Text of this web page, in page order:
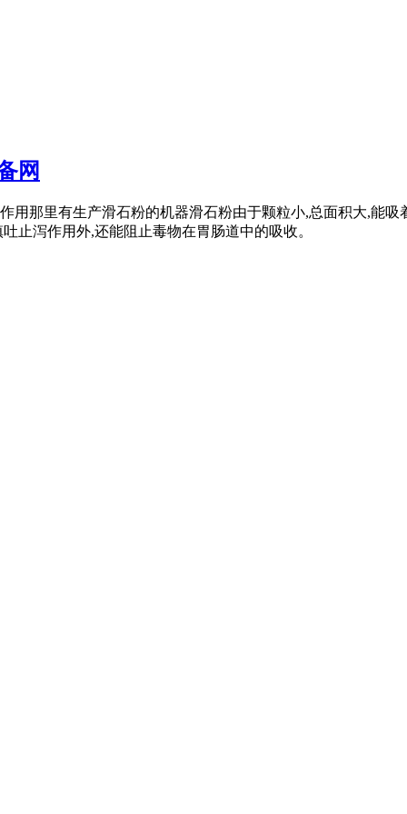
网
用那里有生产滑石粉的机器滑石粉由于颗粒小,总面积大,能
止泻作用外,还能阻止毒物在胃肠道中的吸收。